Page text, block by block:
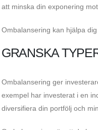
att minska din exponering
Ombalansering kan hjälpa
GRANSKA
Ombalansering ger
exempel har investerat i en
diversifiera din portfölj och